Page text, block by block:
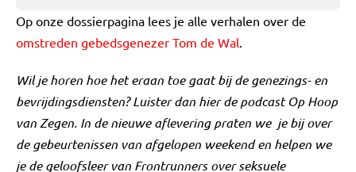
Op onze dossierpagina lees je alle verhalen over de
omstreden gebedsgenezer Tom de Wal.
Wil je horen hoe het eraan toe gaat bij de genezings- en
bevrijdingsdiensten? Luister dan hier de podcast Op Hoop
van Zegen. In de nieuwe aflevering praten we je bij over
de gebeurtenissen van afgelopen weekend en helpen we
je de geloofsleer van Frontrunners over seksuele